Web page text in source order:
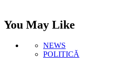
You May Like
NEWS
POLITICĂ